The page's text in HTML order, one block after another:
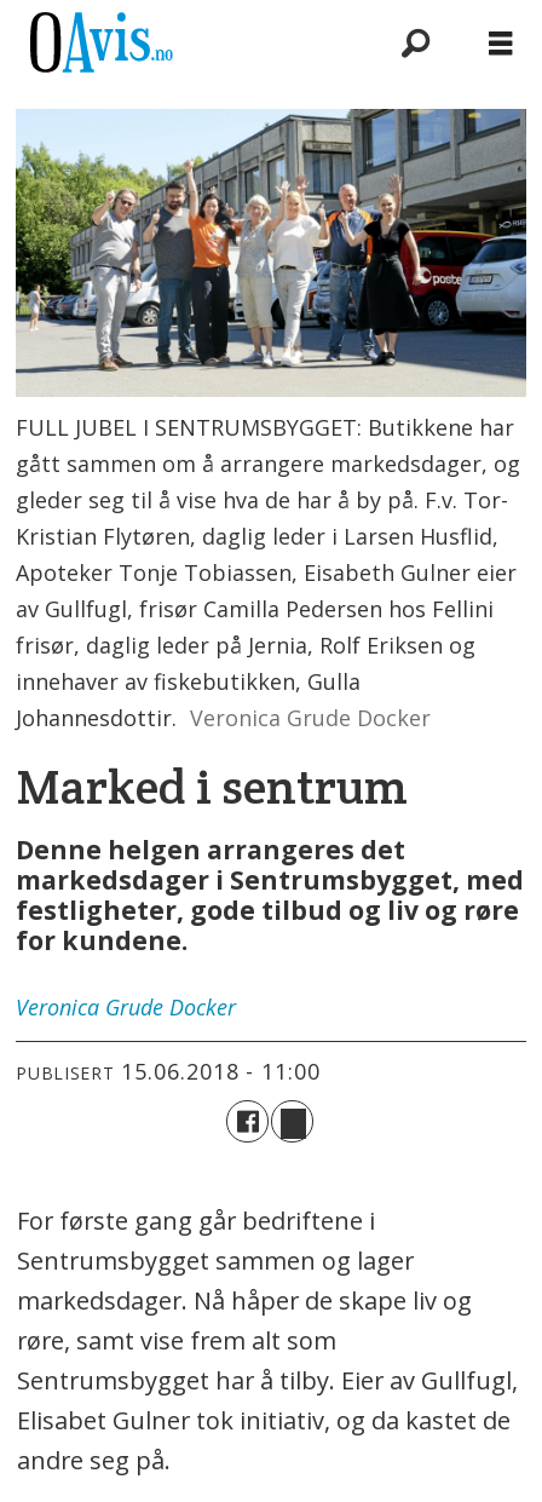
FULL JUBEL I SENTRUMSBYGGET: Butikkene har
gått sammen om å arrangere markedsdager, og
gleder seg til å vise hva de har å by på. F.v. Tor-
Kristian Flytøren, daglig leder i Larsen Husflid,
Apoteker Tonje Tobiassen, Eisabeth Gulner eier
av Gullfugl, frisør Camilla Pedersen hos Fellini
frisør, daglig leder på Jernia, Rolf Eriksen og
innehaver av fiskebutikken, Gulla
Johannesdottir. Veronica Grude Docker
Marked i sentrum
Denne helgen arrangeres det
markedsdager i Sentrumsbygget, med
festligheter, gode tilbud og liv og røre
for kundene.
Veronica Grude Docker
PUBLISERT 15.06.2018 - 11:00
For første gang går bedriftene i
Sentrumsbygget sammen og lager
markedsdager. Nå håper de skape liv og
røre, samt vise frem alt som
Sentrumsbygget har å tilby. Eier av Gullfugl,
Elisabet Gulner tok initiativ, og da kastet de
andre seg på.